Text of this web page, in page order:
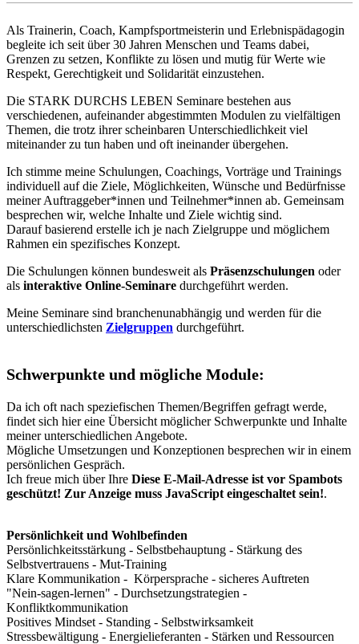
Als Trainerin, Coach, Kampfsportmeisterin und Erlebnispädagogin
begleite ich seit über 30 Jahren Menschen und Teams dabei,
Grenzen zu setzen, Konflikte zu lösen und mutig für Werte wie
Respekt, Gerechtigkeit und Solidarität einzustehen.
Die STARK DURCHS LEBEN Seminare bestehen aus
verschiedenen, aufeinander abgestimmten Modulen zu vielfältigen
Themen, die trotz ihrer scheinbaren Unterschiedlichkeit viel
miteinander zu tun haben und oft ineinander übergehen.
Ich stimme meine Schulungen, Coachings, Vorträge und Trainings
individuell auf die Ziele, Möglichkeiten, Wünsche und Bedürfnisse
meiner Auftraggeber*innen und Teilnehmer*innen ab. Gemeinsam
besprechen wir, welche Inhalte und Ziele wichtig sind.
Darauf basierend erstelle ich je nach Zielgruppe und möglichem
Rahmen ein spezifisches Konzept.
Die Schulungen können bundesweit als Präsenzschulungen oder
als interaktive Online-Seminare durchgeführt werden.
Meine Seminare sind branchenunabhängig und werden für die
unterschiedlichsten Zielgruppen durchgeführt.
Schwerpunkte und mögliche Module:
Da ich oft nach speziefischen Themen/Begriffen gefragt werde,
findet sich hier eine Übersicht möglicher Schwerpunkte und Inhalte
meiner unterschiedlichen Angebote.
Mögliche Umsetzungen und Konzeptionen besprechen wir in einem
persönlichen Gespräch.
Ich freue mich über Ihre Diese E-Mail-Adresse ist vor Spambots
geschützt! Zur Anzeige muss JavaScript eingeschaltet sein!.
Persönlichkeit und Wohlbefinden
Persönlichkeitsstärkung - Selbstbehauptung - Stärkung des
Selbstvertrauens - Mut-Training
Klare Kommunikation - Körpersprache - sicheres Auftreten
"Nein-sagen-lernen" - Durchsetzungstrategien -
Konfliktkommunikation
Positives Mindset - Standing - Selbstwirksamkeit
Stressbewältigung - Energielieferanten - Stärken und Ressourcen